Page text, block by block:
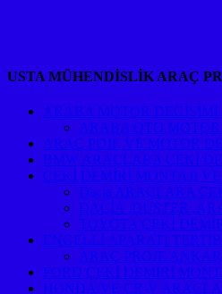
USTA MÜHENDİSLİK ARAÇ
ARABA MOTOR
ARABA OTO
ARAÇ POJE VE MOTOR
BMW ARAÇLARA ÇEKİ
ÇEKİ DEMİRİ MONTAJI
Dacia ARAÇLARA
DACİA ,DUSTER
TOYOTA ÇEKİ
ENGELLİ APARATI
ARAÇ PROJE
FORD ÇEKİ DEMİRİ
HONDA/VE CR-V